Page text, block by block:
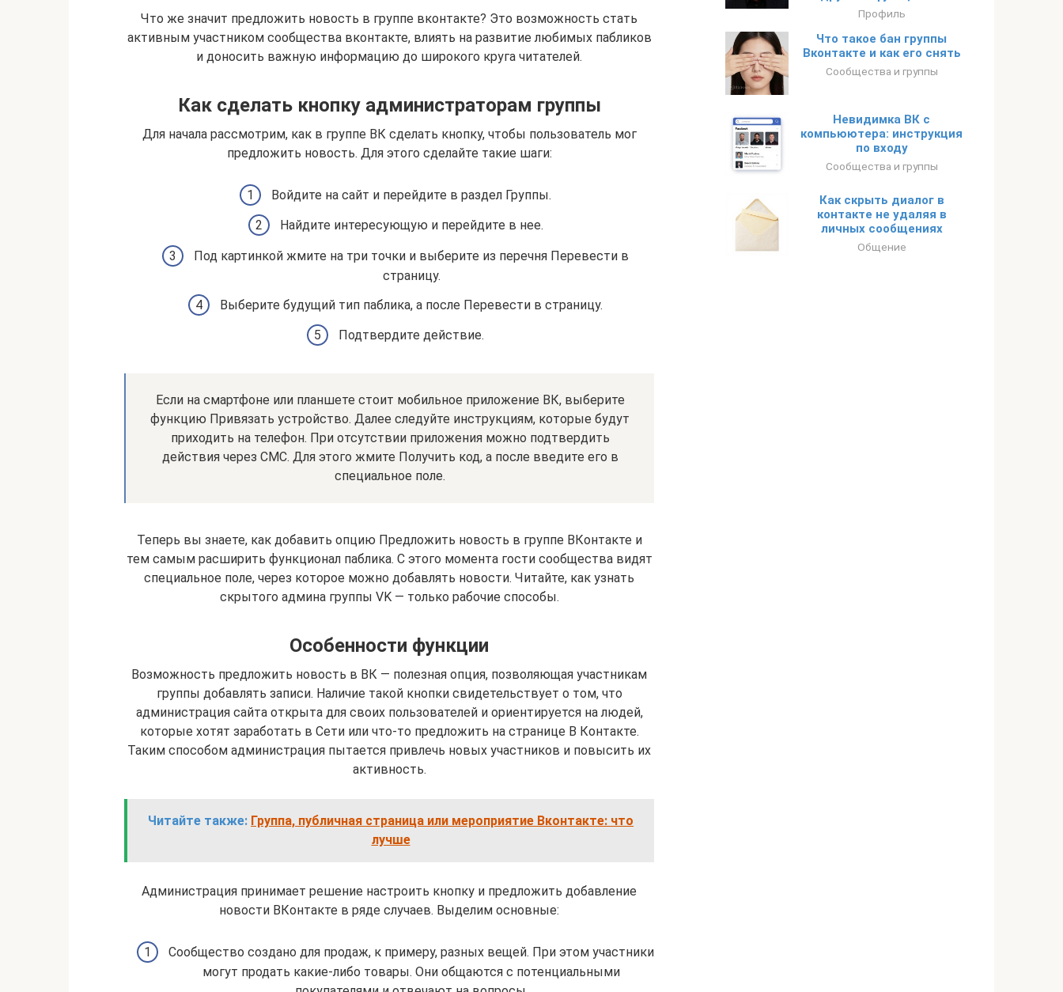
Что же значит предложить новость в группе вконтакте? Это возможность стать
активным участником сообщества вконтакте, влиять на развитие любимых пабликов
и доносить важную информацию до широкого круга читателей.
Как сделать кнопку администраторам группы
Для начала рассмотрим, как в группе ВК сделать кнопку, чтобы пользователь мог
предложить новость. Для этого сделайте такие шаги:
Войдите на сайт и перейдите в раздел Группы.
Найдите интересующую и перейдите в нее.
Под картинкой жмите на три точки и выберите из перечня Перевести в
страницу.
Выберите будущий тип паблика, а после Перевести в страницу.
Подтвердите действие.
Если на смартфоне или планшете стоит мобильное приложение ВК, выберите
функцию Привязать устройство. Далее следуйте инструкциям, которые будут
приходить на телефон. При отсутствии приложения можно подтвердить
действия через СМС. Для этого жмите Получить код, а после введите его в
специальное поле.
Теперь вы знаете, как добавить опцию Предложить новость в группе ВКонтакте и
тем самым расширить функционал паблика. С этого момента гости сообщества видят
специальное поле, через которое можно добавлять новости. Читайте, как узнать
скрытого админа группы VK — только рабочие способы.
Особенности функции
Возможность предложить новость в ВК — полезная опция, позволяющая участникам
группы добавлять записи. Наличие такой кнопки свидетельствует о том, что
администрация сайта открыта для своих пользователей и ориентируется на людей,
которые хотят заработать в Сети или что-то предложить на странице В Контакте.
Таким способом администрация пытается привлечь новых участников и повысить их
активность.
Читайте также: Группа, публичная страница или мероприятие Вконтакте: что
лучше
Администрация принимает решение настроить кнопку и предложить добавление
новости ВКонтакте в ряде случаев. Выделим основные:
Сообщество создано для продаж, к примеру, разных вещей. При этом участники
могут продать какие-либо товары. Они общаются с потенциальными
Профиль
Что такое бан группы
Вконтакте и как его снять
Сообщества и группы
Невидимка ВК с
компьюютера: инструкция
по входу
Сообщества и группы
Как скрыть диалог в
контакте не удаляя в
личных сообщениях
Общение